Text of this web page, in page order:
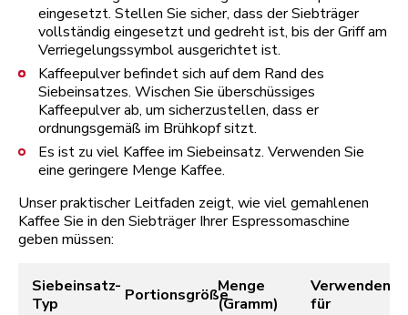
eingesetzt. Stellen Sie sicher, dass der Siebträger
vollständig eingesetzt und gedreht ist, bis der Griff am
Verriegelungssymbol ausgerichtet ist.
Kaffeepulver befindet sich auf dem Rand des
Siebeinsatzes. Wischen Sie überschüssiges
Kaffeepulver ab, um sicherzustellen, dass er
ordnungsgemäß im Brühkopf sitzt.
Es ist zu viel Kaffee im Siebeinsatz. Verwenden Sie
eine geringere Menge Kaffee.
Unser praktischer Leitfaden zeigt, wie viel gemahlenen
Kaffee Sie in den Siebträger Ihrer Espressomaschine
geben müssen:
Siebeinsatz-
Typ
PortionsgrößeMenge
(Gramm)
Verwenden
für